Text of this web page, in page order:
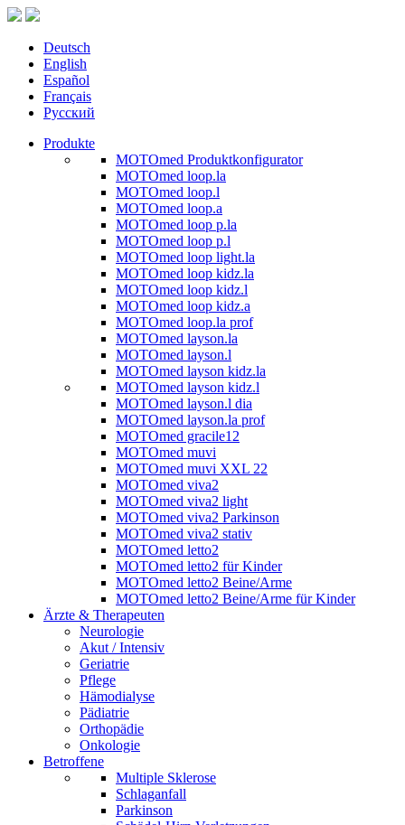
Deutsch
English
Español
Français
Русский
Produkte
MOTOmed Produktkonfigurator
MOTOmed loop.la
MOTOmed loop.l
MOTOmed loop.a
MOTOmed loop p.la
MOTOmed loop p.l
MOTOmed loop light.la
MOTOmed loop kidz.la
MOTOmed loop kidz.l
MOTOmed loop kidz.a
MOTOmed loop.la prof
MOTOmed layson.la
MOTOmed layson.l
MOTOmed layson kidz.la
MOTOmed layson kidz.l
MOTOmed layson.l dia
MOTOmed layson.la prof
MOTOmed gracile12
MOTOmed muvi
MOTOmed muvi XXL 22
MOTOmed viva2
MOTOmed viva2 light
MOTOmed viva2 Parkinson
MOTOmed viva2 stativ
MOTOmed letto2
MOTOmed letto2 für Kinder
MOTOmed letto2 Beine/Arme
MOTOmed letto2 Beine/Arme für Kinder
Ärzte & Therapeuten
Neurologie
Akut / Intensiv
Geriatrie
Pflege
Hämodialyse
Pädiatrie
Orthopädie
Onkologie
Betroffene
Multiple Sklerose
Schlaganfall
Parkinson